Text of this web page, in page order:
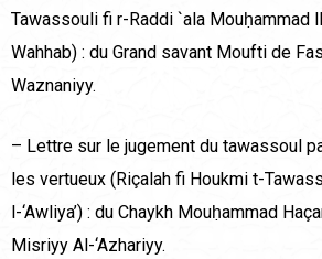
Tawassouli fi r-Raddi `ala Mouḥammad
Wahhab) : du Grand savant Moufti de
Waznaniyy.
– Lettre sur le jugement du tawassoul
les vertueux (Riçalah fi Houkmi t-
l-‘Awliya’) : du Chaykh Mouḥammad
Misriyy Al-‘Azhariyy.